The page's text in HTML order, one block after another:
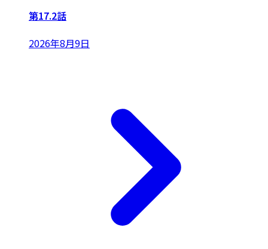
第17.2話
2026年8月9日